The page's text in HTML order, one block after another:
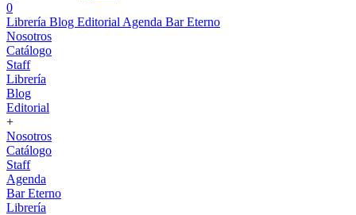
0
Librería Blog Editorial Agenda Bar Eterno
Nosotros
Catálogo
Staff
Librería
Blog
Editorial
+
Nosotros
Catálogo
Staff
Agenda
Bar Eterno
Librería